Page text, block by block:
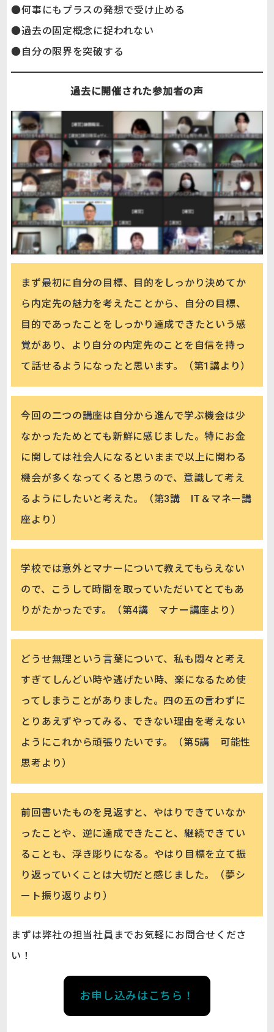
●何事にもプラスの発想で受け止める
●過去の固定概念に捉われない
●自分の限界を突破する
過去に開催された参加者の声
まず最初に自分の目標、目的をしっかり決めてか
ら内定先の魅力を考えたことから、自分の目標、
目的であったことをしっかり達成できたという感
覚があり、より自分の内定先のことを自信を持っ
て話せるようになったと思います。（第1講より）
今回の二つの講座は自分から進んで学ぶ機会は少
なかったためとても新鮮に感じました。特にお金
に関しては社会人になるといままで以上に関わる
機会が多くなってくると思うので、意識して考え
るようにしたいと考えた。（第3講 IT＆マネー講
座より）
学校では意外とマナーについて教えてもらえない
ので、こうして時間を取っていただいてとてもあ
りがたかったです。（第4講 マナー講座より）
どうせ無理という言葉について、私も悶々と考え
すぎてしんどい時や逃げたい時、楽になるため使
ってしまうことがありました。四の五の言わずに
とりあえずやってみる、できない理由を考えない
ようにこれから頑張りたいです。（第5講 可能性
思考より）
前回書いたものを見返すと、やはりできていなか
ったことや、逆に達成できたこと、継続できてい
ることも、浮き彫りになる。やはり目標を立て振
り返っていくことは大切だと感じました。（夢シ
ート振り返りより）
まずは弊社の担当社員までお気軽にお問合せくださ
い！
お申し込みはこちら！